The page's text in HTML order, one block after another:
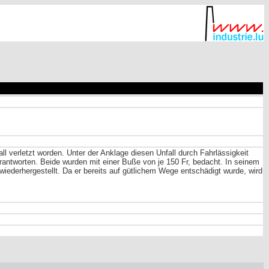
verletzt worden. Unter der Anklage diesen Unfall durch Fahrlässigkeit
Beide wurden mit einer Buße von je 150 Fr, bedacht. In seinem
Da er bereits auf gütlichem Wege entschädigt wurde, wird